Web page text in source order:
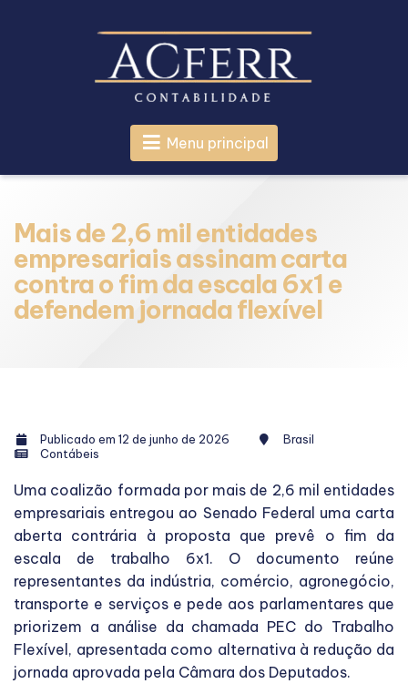
Menu principal
Mais de 2,6 mil entidades
empresariais assinam carta
contra o fim da escala 6x1 e
defendem jornada flexível
Publicado em 12 de junho de 2026
Brasil
Contábeis
Uma coalizão formada por mais de 2,6 mil entidades
empresariais entregou ao Senado Federal uma carta
aberta contrária à proposta que prevê o fim da
escala de trabalho 6x1. O documento reúne
representantes da indústria, comércio, agronegócio,
transporte e serviços e pede aos parlamentares que
priorizem a análise da chamada PEC do Trabalho
Flexível, apresentada como alternativa à redução da
jornada aprovada pela Câmara dos Deputados.